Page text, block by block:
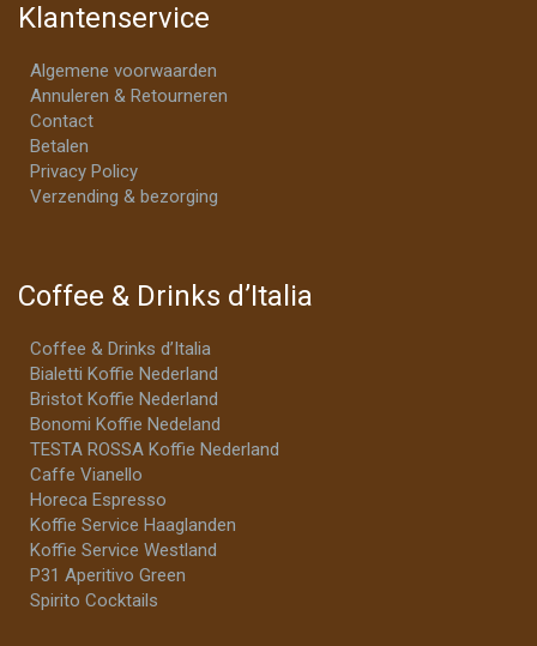
Klantenservice
Algemene voorwaarden
Annuleren & Retourneren
Contact
Betalen
Privacy Policy
Verzending & bezorging
Coffee & Drinks d’Italia
Coffee & Drinks d’Italia
Bialetti Koffie Nederland
Bristot Koffie Nederland
Bonomi Koffie Nedeland
TESTA ROSSA Koffie Nederland
Caffe Vianello
Horeca Espresso
Koffie Service Haaglanden
Koffie Service Westland
P31 Aperitivo Green
Spirito Cocktails